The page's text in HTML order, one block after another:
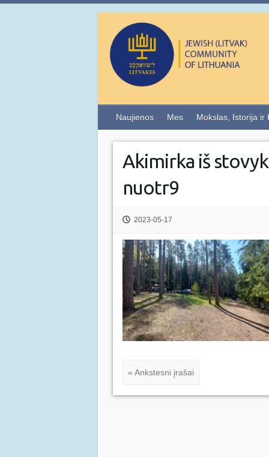
Naujienos Mes Mokslas, Istorija ir
Akimirka iš
nuotr9
2023-05-17
« Ankstesni įrašai